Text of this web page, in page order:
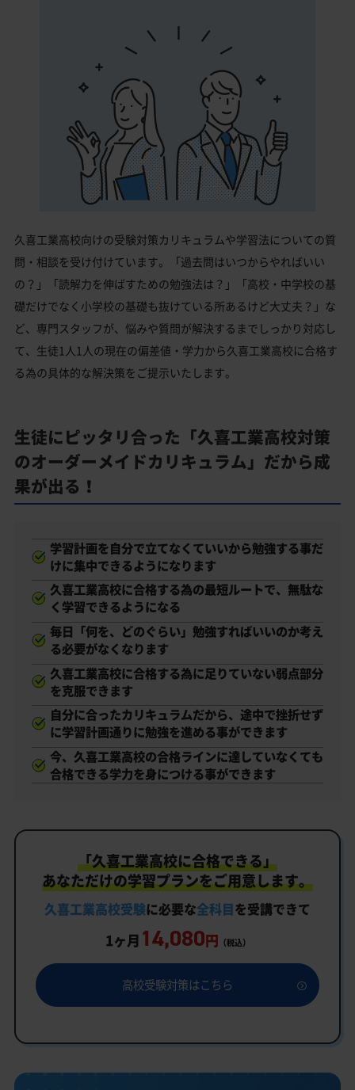
久喜工業高校向けの受験対策カリキュラムや学習法についての質
問・相談を受け付けています。「過去問はいつからやればいい
の？」「読解力を伸ばすための勉強法は？」「高校・中学校の基
礎だけでなく小学校の基礎も抜けている所あるけど大丈夫？」な
ど、専門スタッフが、悩みや質問が解決するまでしっかり対応し
て、生徒1人1人の現在の偏差値・学力から久喜工業高校に合格す
る為の具体的な解決策をご提示いたします。
生徒にピッタリ合った「久喜工業高校対策
のオーダーメイドカリキュラム」だから成
果が出る！
学習計画を自分で立てなくていいから勉強する事だ
けに集中できるようになります
久喜工業高校に合格する為の最短ルートで、無駄な
く学習できるようになる
毎日「何を、どのぐらい」勉強すればいいのか考え
る必要がなくなります
久喜工業高校に合格する為に足りていない弱点部分
を克服できます
自分に合ったカリキュラムだから、途中で挫折せず
に学習計画通りに勉強を進める事ができます
今、久喜工業高校の合格ラインに達していなくても
合格できる学力を身につける事ができます
「久喜工業高校に合格できる」
あなただけの学習プランをご用意します。
久喜工業高校受験に必要な全科目を受講できて
1ヶ月 14,080円 （税込）
高校受験対策はこちら